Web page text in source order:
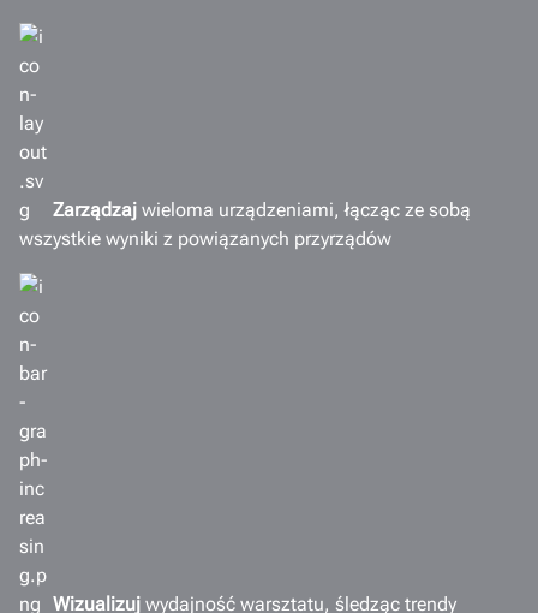
Wyniki
Dokumenty
INTELIGENTNE ROZWIĄZANIA
Zarządzaj wieloma urządzeniami, łącząc ze sobą
wszystkie wyniki z powiązanych przyrządów
Wizualizuj wydajność warsztatu, śledząc trendy